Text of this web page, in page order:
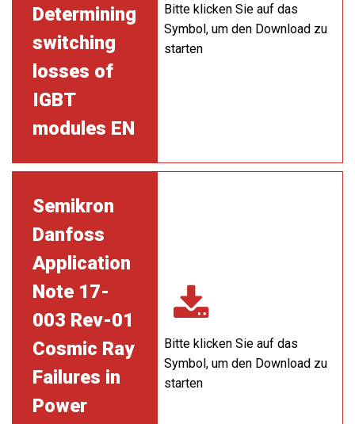
Determining
switching
losses of
IGBT
modules EN
Bitte klicken Sie auf das
Symbol, um den Download zu
starten
Semikron
Danfoss
Application
Note 17-
003 Rev-01
Cosmic Ray
Failures in
Power
Bitte klicken Sie auf das
Symbol, um den Download zu
starten